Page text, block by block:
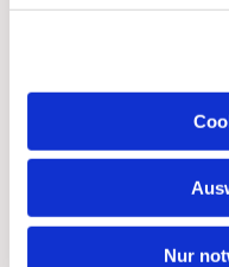
Nur
Kontakt
Ökumenische